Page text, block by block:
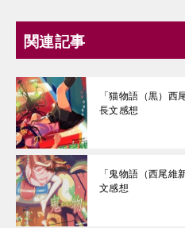
関連記事
「猫物語（黒）西
長文感想
「鬼物語（西尾維
文感想